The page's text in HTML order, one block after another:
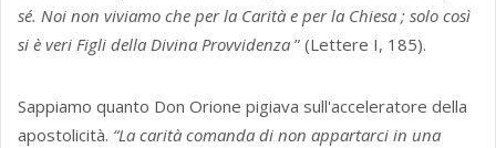
sé. Noi non viviamo che per la Carità e per la Chiesa ; solo così
si è veri Figli della Divina Provvidenza ” (Lettere I, 185).
Sappiamo quanto Don Orione pigiava sull'acceleratore della
apostolicità. “La carità comanda di non appartarci in una